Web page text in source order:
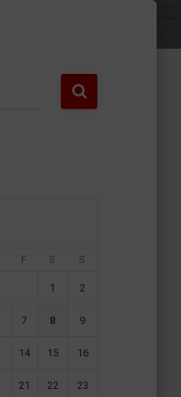
F S S
1 2
7 8 9
14 15 16
21 22 23